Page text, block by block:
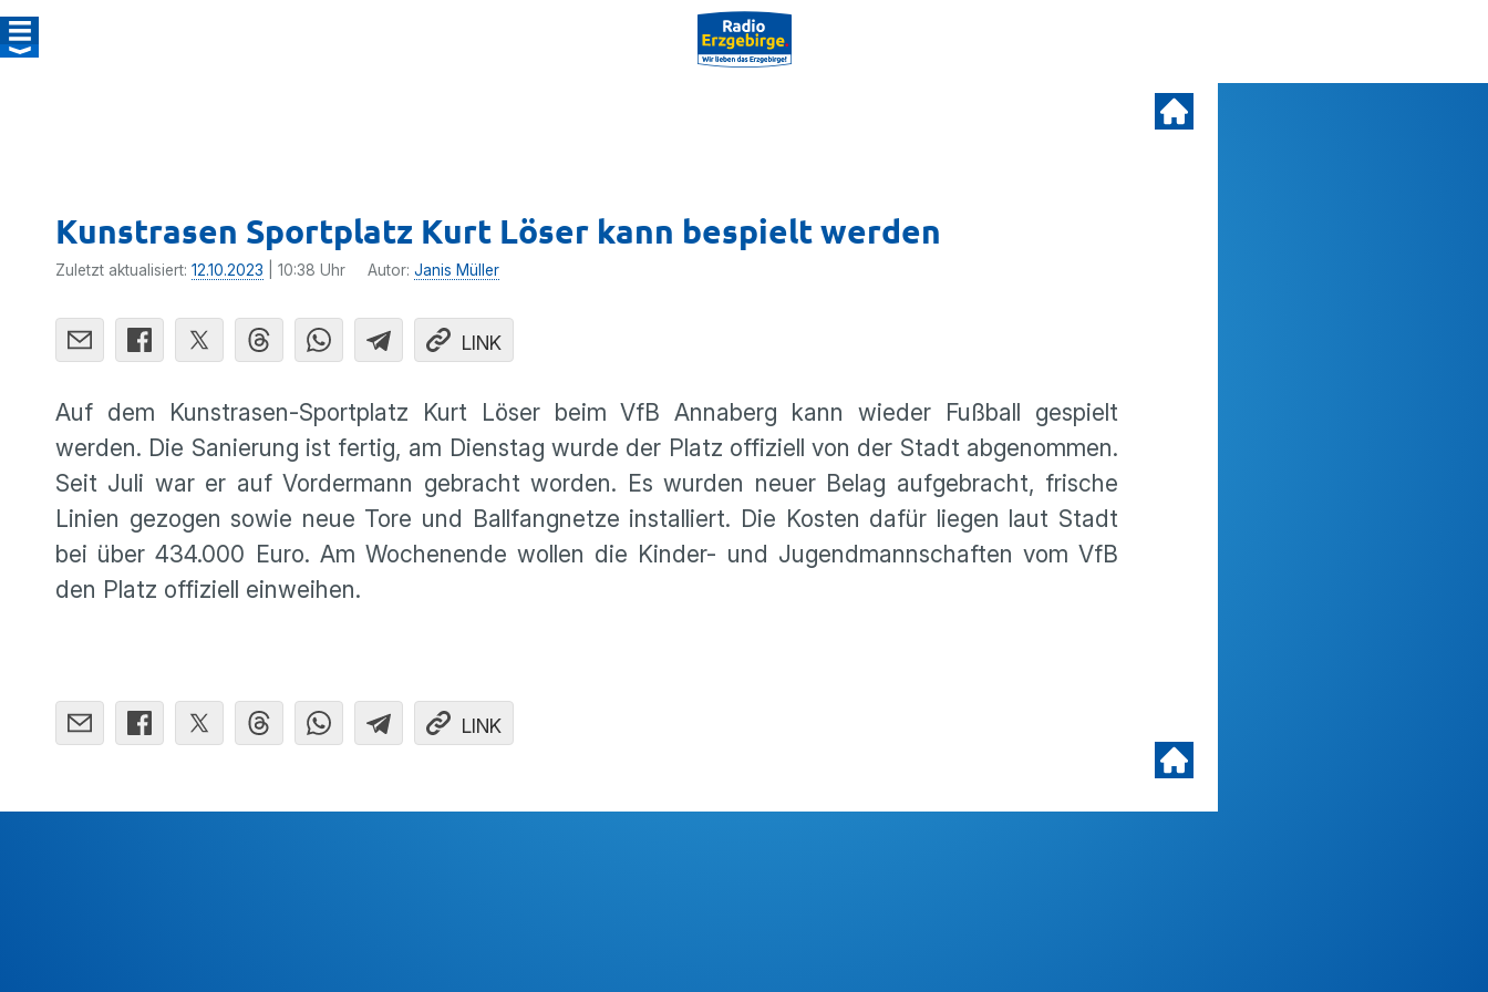
Kunstrasen Sportplatz Kurt Löser kann bespielt werden
Zuletzt aktualisiert: 12.10.2023 | 10:38 Uhr Autor: Janis Müller
LINK
Auf dem Kunstrasen-Sportplatz Kurt Löser beim VfB Annaberg kann wieder Fußball gespielt
werden. Die Sanierung ist fertig, am Dienstag wurde der Platz offiziell von der Stadt abgenommen.
Seit Juli war er auf Vordermann gebracht worden. Es wurden neuer Belag aufgebracht, frische
Linien gezogen sowie neue Tore und Ballfangnetze installiert. Die Kosten dafür liegen laut Stadt
bei über 434.000 Euro. Am Wochenende wollen die Kinder- und Jugendmannschaften vom VfB
den Platz offiziell einweihen.
LINK